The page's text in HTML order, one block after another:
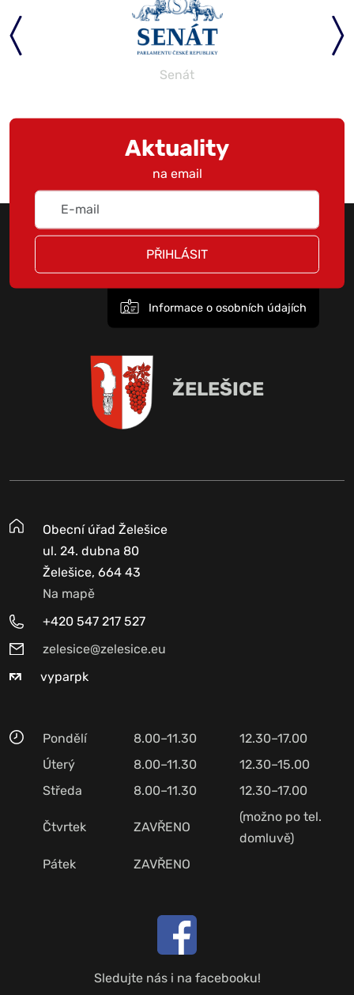
Senát
Aktuality
na email
PŘIHLÁSIT
Informace o osobních údajích
ŽELEŠICE
Obecní úřad Želešice
ul. 24. dubna 80
Želešice, 664 43
Na mapě
+420 547 217 527
zelesice@zelesice.eu
vyparpk
Pondělí 8.00–11.30
12.30–17.00
Úterý
8.00–11.30
12.30–15.00
Středa
8.00–11.30 12.30–17.00
Čtvrtek ZAVŘENO
(možno po tel.
domluvě)
Pátek
ZAVŘENO
Sledujte nás i na facebooku!